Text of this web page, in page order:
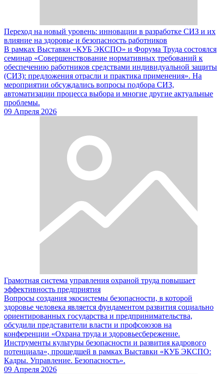
Переход на новый уровень: инновации в разработке СИЗ и их
влияние на здоровье и безопасность работников
В рамках Выставки «КУБ ЭКСПО» и Форума Труда состоялся
семинар «Совершенствование нормативных требований к
обеспечению работников средствами индивидуальной защиты
(СИЗ): предложения отрасли и практика применения». На
мероприятии обсуждались вопросы подбора СИЗ,
автоматизации процесса выбора и многие другие актуальные
проблемы.
09 Апреля 2026
Грамотная система управления охраной труда повышает
эффективность предприятия
Вопросы создания экосистемы безопасности, в которой
здоровье человека является фундаментом развития социально
ориентированных государства и предпринимательства,
обсудили представители власти и профсоюзов на
конференции «Охрана труда и здоровьесбережение.
Инструменты культуры безопасности и развития кадрового
потенциала», прошедшей в рамках Выставки «КУБ ЭКСПО:
Кадры. Управление. Безопасность».
09 Апреля 2026